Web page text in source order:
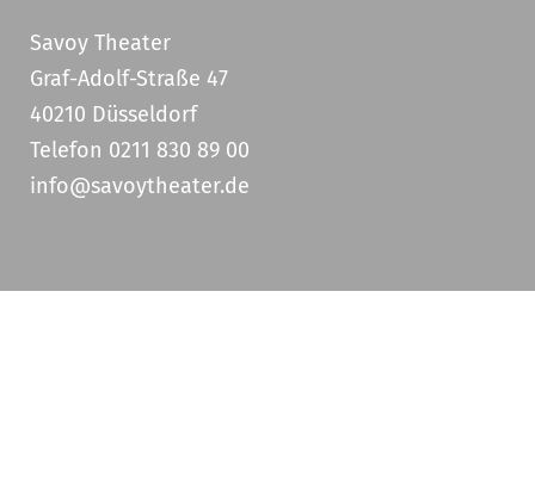
Savoy Theater
Graf-Adolf-Straße 47
40210 Düsseldorf
Telefon 0211 830 89 00
info@savoytheater.de